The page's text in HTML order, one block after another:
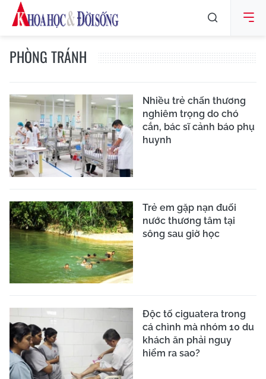
PHÒNG TRÁNH
Nhiều trẻ chấn thương
nghiêm trọng do chó
cắn, bác sĩ cảnh báo phụ
huynh
Trẻ em gặp nạn đuối
nước thương tâm tại
sông sau giờ học
Độc tố ciguatera trong
cá chình mà nhóm 10 du
khách ăn phải nguy
hiểm ra sao?